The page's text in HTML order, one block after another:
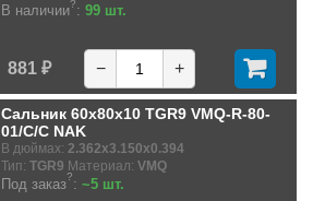
В наличии?: 99 шт.
881 ₽ − +
Сальник 60x80x10 TGR9 VMQ-R-80-
01/C/C NAK
В дюймах: 2.362x3.150x0.394
Тип: TGR9 Материал: VMQ
Под заказ?: ~5 шт.